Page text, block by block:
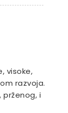
visoke,
razvoja.
prženog, i